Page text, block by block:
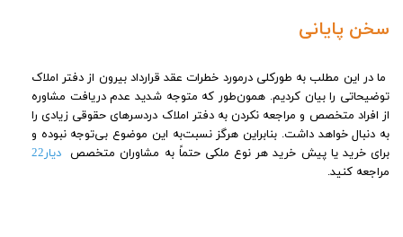
سخن پایانی
ما در این مطلب به‌ طورکلی درمورد خطرات عقد قرارداد بیرون از دفتر املاک
توضیحاتی را بیان کردیم. همون‌طور که متوجه شدید عدم دریافت مشاوره
از افراد متخصص و مراجعه نکردن به دفتر املاک دردسرهای حقوقی زیادی را
به‌ دنبال خواهد داشت. بنابراین هرگز نسبت‌به این موضوع بی‌توجه نبوده و
برای خرید یا پیش خرید هر نوع ملکی حتماً به مشاوران متخصص دیار22
مراجعه کنید.